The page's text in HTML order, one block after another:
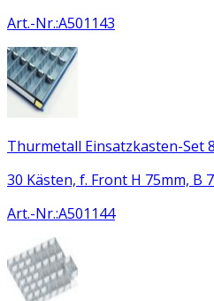
Art.-Nr.:A501143
Thurmetall Einsatzkasten-Set
30 Kästen, f. Front H 75mm, B
Art.-Nr.:A501144